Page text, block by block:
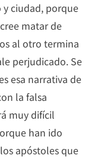
ciudad, porque
matar de
al otro termina
perjudicado. Se
esa narrativa de
la falsa
muy difícil
han ido
apóstoles que